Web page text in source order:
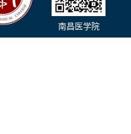
南昌医学院